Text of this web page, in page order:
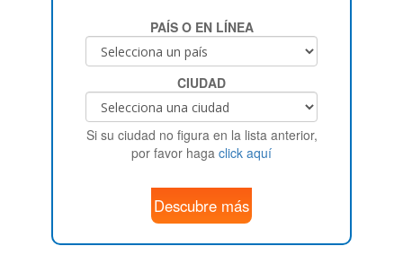
PAÍS O EN LÍNEA
CIUDAD
Si su ciudad no figura en la lista anterior,
por favor haga click aquí
Descubre más